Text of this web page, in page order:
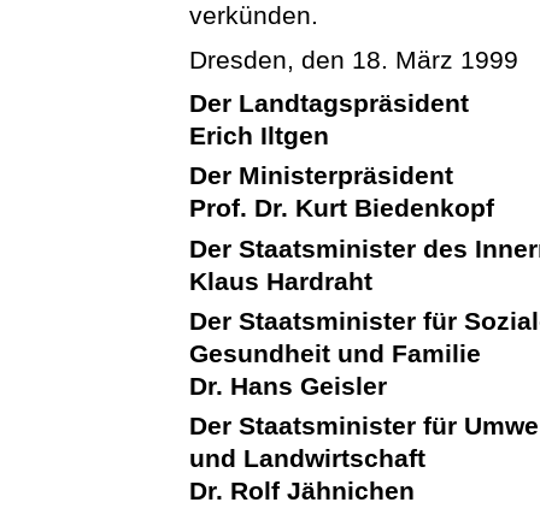
verkünden.
Dresden, den 18. März 1999
Der Landtagspräsident
Erich Iltgen
Der Ministerpräsident
Prof. Dr. Kurt Biedenkopf
Der Staatsminister des
Klaus Hardraht
Der Staatsminister für
Gesundheit und Familie
Dr. Hans Geisler
Der Staatsminister für
und Landwirtschaft
Dr. Rolf Jähnichen